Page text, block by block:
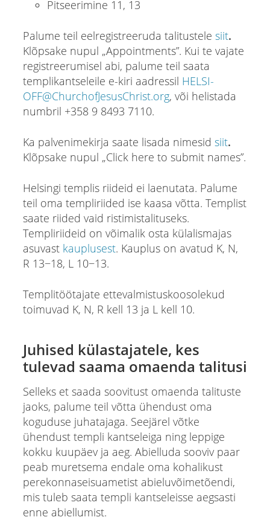
Pitseerimine 11, 13
Palume teil eelregistreeruda talitustele siit.
Klõpsake nupul „Appointments”. Kui te vajate
registreerumisel abi, palume teil saata
templikantseleile e-kiri aadressil HELSI-
OFF@ChurchofJesusChrist.org, või helistada
numbril +358 9 8493 7110.
Ka palvenimekirja saate lisada nimesid siit.
Klõpsake nupul „Click here to submit names”.
Helsingi templis riideid ei laenutata. Palume
teil oma templiriided ise kaasa võtta. Templist
saate riided vaid ristimistalituseks.
Templiriideid on võimalik osta külalismajas
asuvast kauplusest. Kauplus on avatud K, N,
R 13−18, L 10−13.
Templitöötajate ettevalmistuskoosolekud
toimuvad K, N, R kell 13 ja L kell 10.
Juhised külastajatele, kes
tulevad saama omaenda talitusi
Selleks et saada soovitust omaenda talituste
jaoks, palume teil võtta ühendust oma
koguduse juhatajaga. Seejärel võtke
ühendust templi kantseleiga ning leppige
kokku kuupäev ja aeg. Abielluda sooviv paar
peab muretsema endale oma kohalikust
perekonnaseisuametist abieluvõimetõendi,
mis tuleb saata templi kantseleisse aegsasti
enne abiellumist.